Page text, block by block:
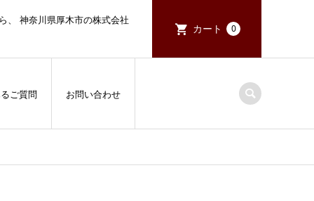
、 神奈川県厚木市の株式会社
カート 0
ご質問 お問い合わせ